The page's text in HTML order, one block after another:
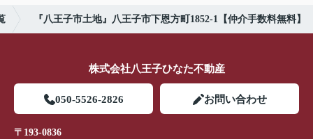
『八王子市土地』八王子市下恩方町1852-1【仲介手数料無料】
株式会社八王子ひなた不動産
050-5526-2826 お問い合わせ
〒193-0836